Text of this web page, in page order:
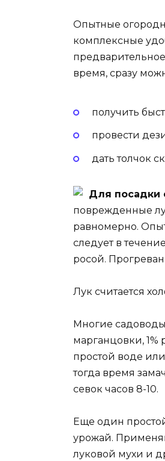
Опытные
комплексные
время, сразу
получить
провести
дать толчок
Для посадки
поврежденные
равномерно.
следует в
росой.
Лук считается
Многие
марганцовки,
простой воде
тогда время
севок часов 8-10.
Еще один
урожай.
луковой мухи и